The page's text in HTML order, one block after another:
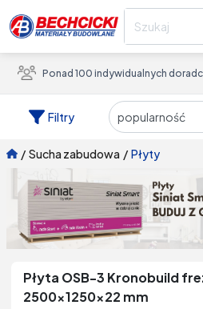
Ponad 100 indywidualnych
Filtry
płyty
/
sucha zabudowa
/
Płyta OSB-3 Kronobuild
2500x1250x22 mm